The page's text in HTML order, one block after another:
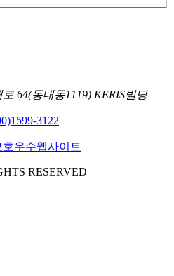
64(동내동1119) KERIS빌딩
1599-3122
RESERVED